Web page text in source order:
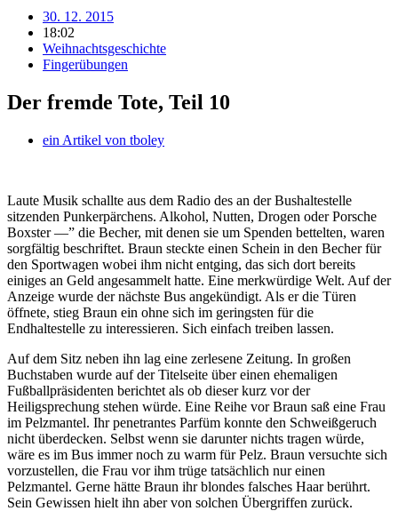
30. 12. 2015
18:02
Weihnachtsgeschichte
Fingerübungen
Der fremde Tote, Teil 10
ein Artikel von tboley
Laute Musik schallte aus dem Radio des an der Bushaltestelle
sitzenden Punkerpärchens. Alkohol, Nutten, Drogen oder Porsche
Boxster —” die Becher, mit denen sie um Spenden bettelten, waren
sorgfältig beschriftet. Braun steckte einen Schein in den Becher für
den Sportwagen wobei ihm nicht entging, das sich dort bereits
einiges an Geld angesammelt hatte. Eine merkwürdige Welt. Auf der
Anzeige wurde der nächste Bus angekündigt. Als er die Türen
öffnete, stieg Braun ein ohne sich im geringsten für die
Endhaltestelle zu interessieren. Sich einfach treiben lassen.
Auf dem Sitz neben ihn lag eine zerlesene Zeitung. In großen
Buchstaben wurde auf der Titelseite über einen ehemaligen
Fußballpräsidenten berichtet als ob dieser kurz vor der
Heiligsprechung stehen würde. Eine Reihe vor Braun saß eine Frau
im Pelzmantel. Ihr penetrantes Parfüm konnte den Schweißgeruch
nicht überdecken. Selbst wenn sie darunter nichts tragen würde,
wäre es im Bus immer noch zu warm für Pelz. Braun versuchte sich
vorzustellen, die Frau vor ihm trüge tatsächlich nur einen
Pelzmantel. Gerne hätte Braun ihr blondes falsches Haar berührt.
Sein Gewissen hielt ihn aber von solchen Übergriffen zurück.